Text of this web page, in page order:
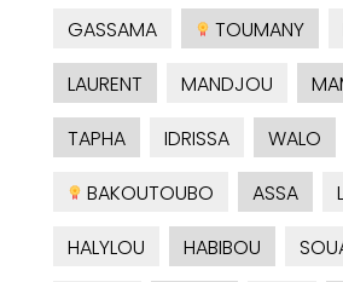
GASSAMA
TOUMANY
LAURENT
MANDJOU
TAPHA
IDRISSA
WALO
BAKOUTOUBO
ASSA
HALYLOU
HABIBOU